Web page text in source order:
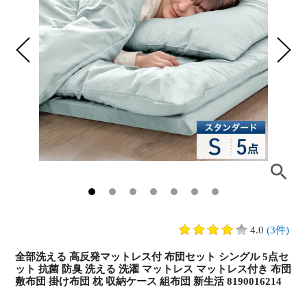
4.0 (3件)
全部洗える 高反発マットレス付 布団セット シングル 5点セ
ット 抗菌 防臭 洗える 洗濯 マットレス マットレス付き 布団
敷布団 掛け布団 枕 収納ケース 組布団 新生活 8190016214